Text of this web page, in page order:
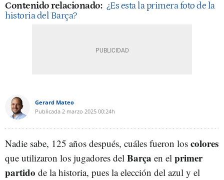
Contenido relacionado: ¿Es esta la primera foto de la
historia del Barça?
Gerard Mateo
Publicada 2 marzo 2025 00:24h
Nadie sabe, 125 años después, cuáles fueron los colores
que utilizaron los jugadores del Barça en el primer
partido de la historia, pues la elección del azul y el